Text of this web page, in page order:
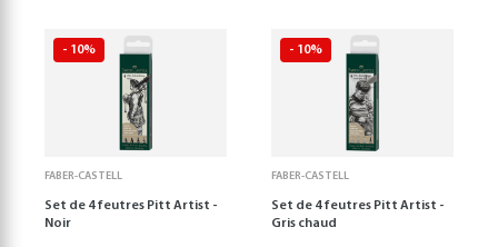
- 10%
FABER-CASTELL
Set de 4 feutres Pitt Artist -
Noir
- 10%
FABER-CASTELL
Set de 4 feutres Pitt Artist -
Gris chaud